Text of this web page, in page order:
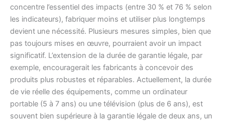
concentre l’essentiel des impacts (entre 30 % et 76 % selon
les indicateurs), fabriquer moins et utiliser plus longtemps
devient une nécessité. Plusieurs mesures simples, bien que
pas toujours mises en œuvre, pourraient avoir un impact
significatif. L’extension de la durée de garantie légale, par
exemple, encouragerait les fabricants à concevoir des
produits plus robustes et réparables. Actuellement, la durée
de vie réelle des équipements, comme un ordinateur
portable (5 à 7 ans) ou une télévision (plus de 6 ans), est
souvent bien supérieure à la garantie légale de deux ans, un